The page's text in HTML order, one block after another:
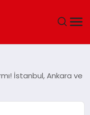
İstanbul, Ankara ve